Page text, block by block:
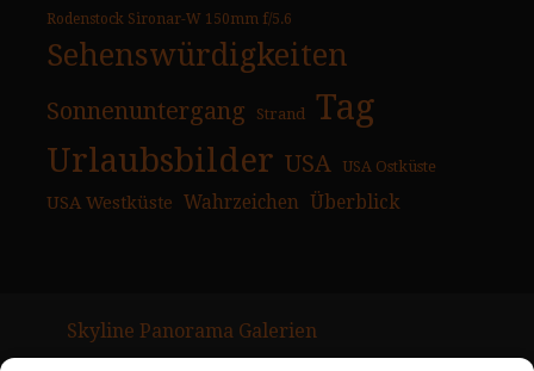
Rodenstock Sironar-W 150mm f/5.6
Sehenswürdigkeiten
Sonnenuntergang Strand Tag
Urlaubsbilder USA USA Ostküste
USA Westküste Wahrzeichen Überblick
Skyline Panorama Galerien